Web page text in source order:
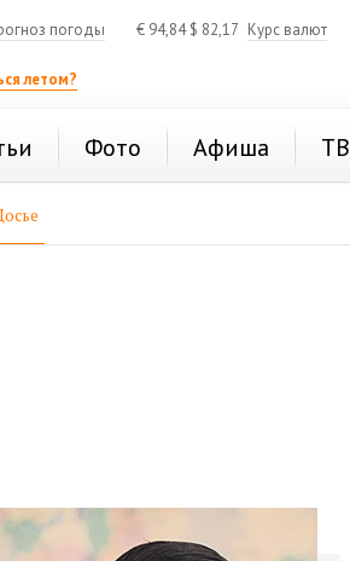
погоды € 94,84$ 82,17 Курс валют
летом?
Фото Афиша ТВ